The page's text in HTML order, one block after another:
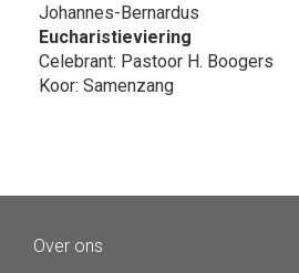
Johannes-Bernardus
Eucharistieviering
Celebrant: Pastoor H. Boogers
Koor: Samenzang
Over ons